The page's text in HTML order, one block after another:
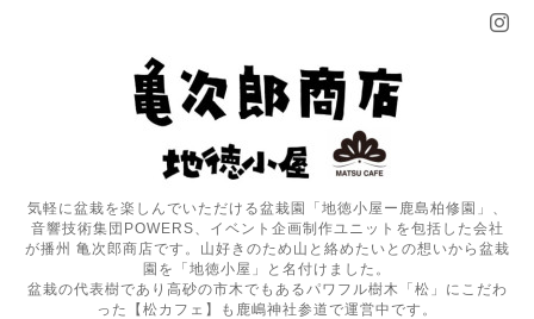
気軽に盆栽を楽しんでいただける盆栽園「地徳小屋ー鹿島柏修園」、
音響技術集団POWERS、イベント企画制作ユニットを包括した会社
が播州 亀次郎商店です。山好きのため山と絡めたいとの想いから盆栽
園を「地徳小屋」と名付けました。
盆栽の代表樹であり高砂の市木でもあるパワフル樹木「松」にこだわ
った【松カフェ】も鹿嶋神社参道で運営中です。